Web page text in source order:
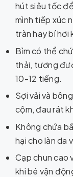
hút siêu tốc
mình tiếp xúc
tràn hay bí hơi
Bỉm có thể
thải, tương
10-12 tiếng.
Sợi vải và
cộm, đau rát
Không chứa
hại cho làn da
Cạp chun cao
khi bé vận